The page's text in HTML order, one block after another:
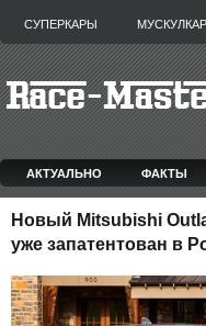
СУПЕРКАРЫ
АКТУАЛЬНО ФАКТЫ
Новый Mitsubishi
уже запатентован в